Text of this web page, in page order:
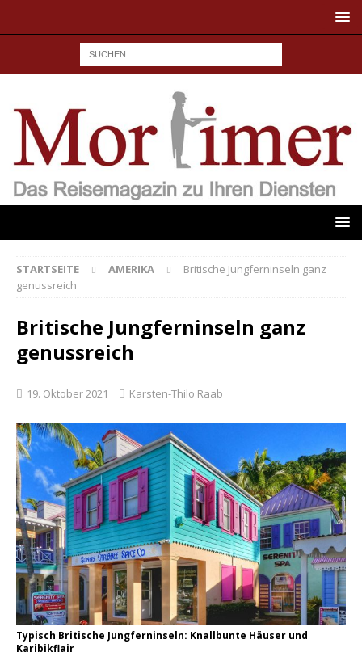
STARTSEITE AMERIKA
Britische Jungferninseln ganz
genussreich
Britische Jungferninseln ganz
genussreich
19. Oktober 2021 Karsten-Thilo Raab
Typisch Britische Jungferninseln: Knallbunte Häuser und
Karibikflair